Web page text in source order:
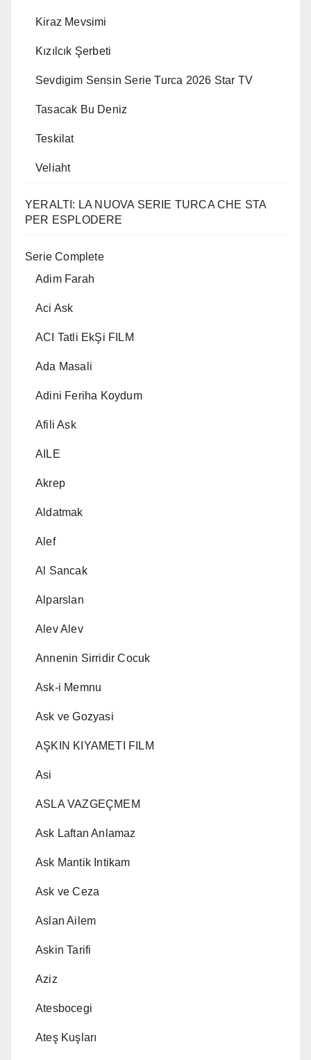
Kiraz Mevsimi
Kızılcık Şerbeti
Sevdigim Sensin Serie Turca 2026 Star TV
Tasacak Bu Deniz
Teskilat
Veliaht
YERALTI: LA NUOVA SERIE TURCA CHE STA
PER ESPLODERE
Serie Complete
Adim Farah
Aci Ask
ACI Tatli EkŞi FILM
Ada Masali
Adini Feriha Koydum
Afili Ask
AILE
Akrep
Aldatmak
Alef
Al Sancak
Alparslan
Alev Alev
Annenin Sirridir Cocuk
Ask-i Memnu
Ask ve Gozyasi
AŞKIN KIYAMETI FILM
Asi
ASLA VAZGEÇMEM
Ask Laftan Anlamaz
Ask Mantik Intikam
Ask ve Ceza
Aslan Ailem
Askin Tarifi
Aziz
Atesbocegi
Ateş Kuşları